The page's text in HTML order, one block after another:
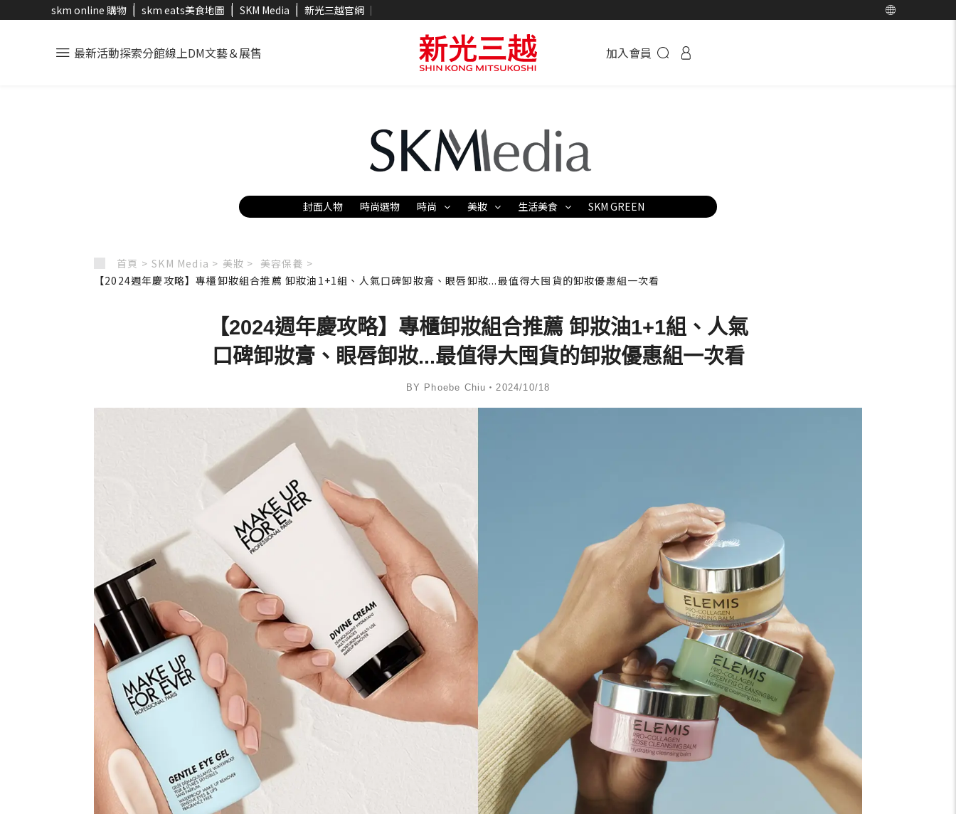
skm online 購物 skm eats美食地圖 SKM Media 新光三越官網
最新活動探索分館線上DM文藝＆展售 加入會員
封面人物 時尚選物 時尚 美妝 生活美食 SKM GREEN
首頁 > SKM Media > 美妝 > 美容保養 >
【2024週年慶攻略】專櫃卸妝組合推薦 卸妝油1+1組、人氣口碑卸妝膏、眼唇卸妝...最值得大囤貨的卸妝優惠組一次看
【2024週年慶攻略】專櫃卸妝組合推薦 卸妝油1+1組、人氣
口碑卸妝膏、眼唇卸妝...最值得大囤貨的卸妝優惠組一次看
BY Phoebe Chiu・2024/10/18